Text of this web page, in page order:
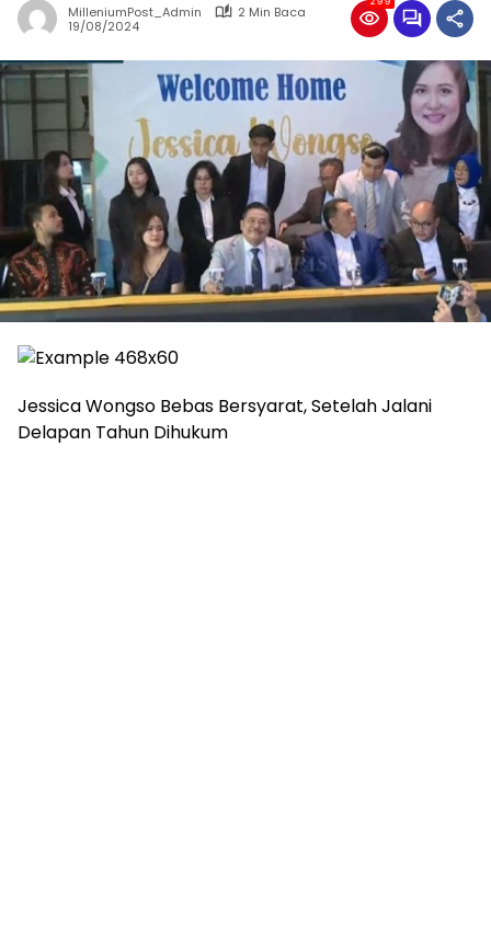
MilleniumPost_Admin
2 Min Baca
19/08/2024
Jessica Wongso Bebas Bersyarat, Setelah Jalani
Delapan Tahun Dihukum